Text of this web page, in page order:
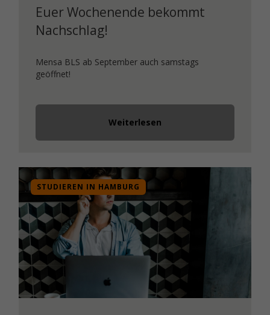
Euer Wochenende bekommt
Nachschlag!
Mensa BLS ab September auch samstags
geöffnet!
Weiterlesen
STUDIEREN IN HAMBURG